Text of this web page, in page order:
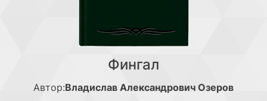
Фингал
Автор:Владислав Александрович Озеров